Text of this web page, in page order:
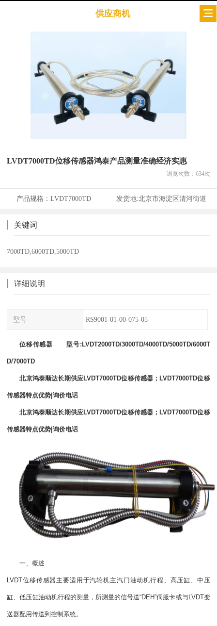
供应商机
LVDT7000TD位移传感器鸿泰产品测量准确经济实惠
浏览次数： 634次
产品规格： LVDT7000TD 发货地:北京市海淀区清河街道
关键词
7000TD,6000TD,5000TD
详细说明
型号 RS9001-01-00-075-05
位移传感器 型号:LVDT2000TD/3000TD/4000TD/5000TD/6000T
D/7000TD
北京鸿泰顺达长期供应LVDT7000TD位移传感器；LVDT7000TD位移
传感器特点优势|询价电话
北京鸿泰顺达长期供应LVDT7000TD位移传感器；LVDT7000TD位移
传感器特点优势|询价电话
一、概述
LVDT位移传感器主要适用于汽轮机主汽门油动机行程、高压缸、中压
缸、低压缸油动机行程的测量，所测量的信号送“DEH”伺服卡或与LVDT变
送器配用传送到控制系统。